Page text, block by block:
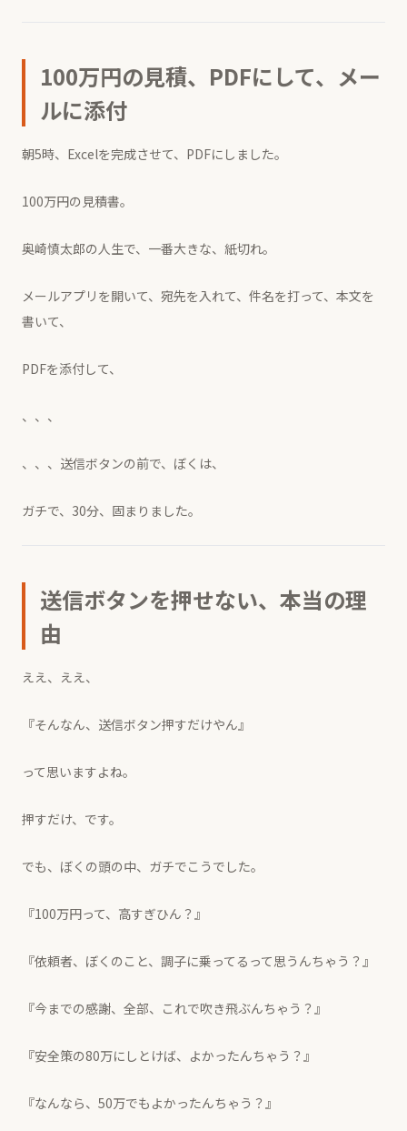
100万円の見積、PDFにして、メー
ルに添付
朝5時、Excelを完成させて、PDFにしました。
100万円の見積書。
奥崎慎太郎の人生で、一番大きな、紙切れ。
メールアプリを開いて、宛先を入れて、件名を打って、本文を
書いて、
PDFを添付して、
、、、
、、、送信ボタンの前で、ぼくは、
ガチで、30分、固まりました。
送信ボタンを押せない、本当の理
由
ええ、ええ、
『そんなん、送信ボタン押すだけやん』
って思いますよね。
押すだけ、です。
でも、ぼくの頭の中、ガチでこうでした。
『100万円って、高すぎひん？』
『依頼者、ぼくのこと、調子に乗ってるって思うんちゃう？』
『今までの感謝、全部、これで吹き飛ぶんちゃう？』
『安全策の80万にしとけば、よかったんちゃう？』
『なんなら、50万でもよかったんちゃう？』